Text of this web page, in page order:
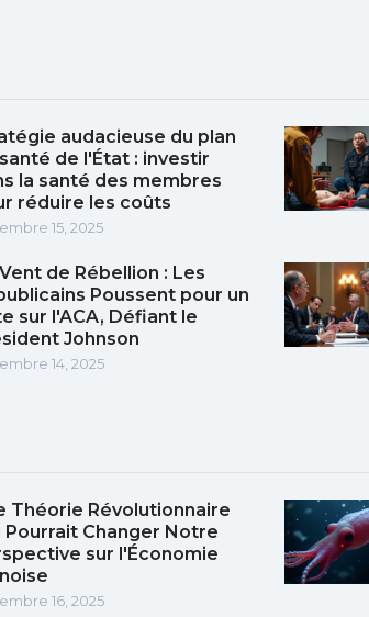
audacieuse du plan
de l'État : investir
la santé des membres
réduire les coûts
15, 2025
de Rébellion : Les
Poussent pour un
sur l'ACA, Défiant le
Johnson
14, 2025
Théorie Révolutionnaire
Pourrait Changer Notre
sur l'Économie
16, 2025